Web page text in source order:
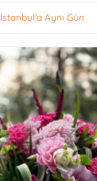
İstanbul'a Aynı Gün